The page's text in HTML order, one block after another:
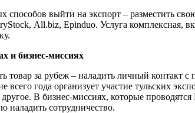
способов выйти на экспорт – разместить
Аll.biz, Epinduo. Услуга комплексная,
и бизнес-миссиях
товар за рубеж – наладить личный контакт
всего года организует участие тульских
В бизнес-миссиях, которые
наладить сотрудничество.